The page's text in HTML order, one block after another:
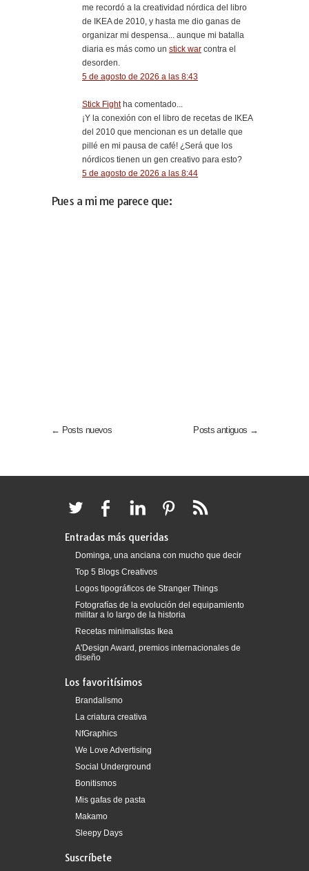
me recordó a la creatividad nórdica del libro
de IKEA de 2010, y hasta me dio ganas de
organizar mi despensa... aunque mi batalla
diaria es más como un stick war contra el
desorden.
5 de agosto de 2026 a las 8:43
Stick Fightha comentado...
¡Y la conexión con el libro de recetas de IKEA
del 2010 que mencionan es un detalle que
pillé en mi pausa de café! ¿Será que los
nórdicos tienen un gen creativo para esto?
5 de agosto de 2026 a las 8:44
Pues a mi me parece que:
← Posts nuevos Posts antiguos →
Entradas más queridas
Dominga, una anciana con mucho que decir
Top 5 Blogs Creativos
Logos tipográficos de Stranger Things
Fotografías de la evolución del equipamiento
militar a lo largo de la historia
Recetas minimalistas Ikea
A'Design Award, premios internacionales de
diseño
Los favoritísimos
Brandalismo
La criatura creativa
NfGraphics
We Love Advertising
Social Underground
Bonitismos
Mis gafas de pasta
Makamo
Sleepy Days
Suscríbete